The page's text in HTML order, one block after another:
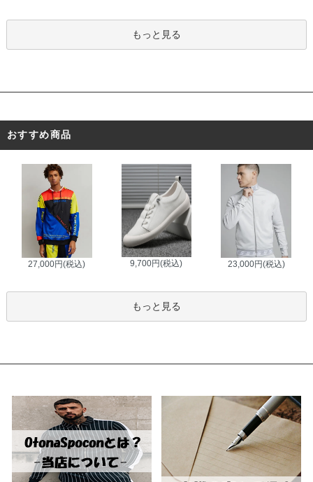
もっと見る
おすすめ商品
27,000円(税込) 9,700円(税込) 23,000円(税込)
もっと見る